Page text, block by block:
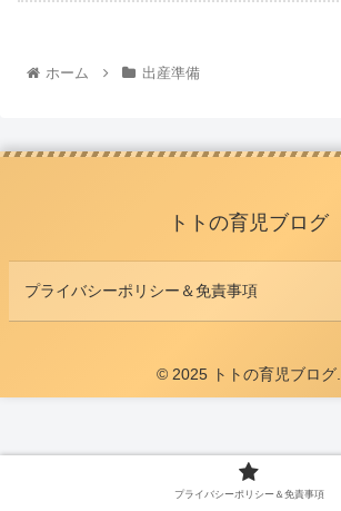
ホーム 出産準備
トトの育児ブログ
プライバシーポリシー＆免責事項
© 2025 トトの育児ブログ.
プライバシーポリシー＆免責事項